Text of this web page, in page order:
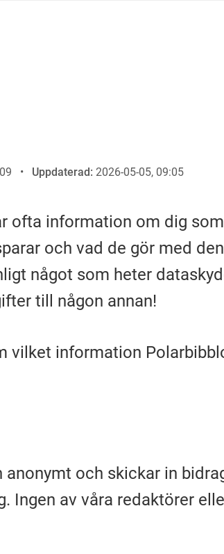
Resanderomani (Romska)
Uppdaterad: 2026-05-05, 09:05
ofta information om dig
och vad de gör med
något som heter
till någon annan!
vilket information
anonymt och skickar in
Ingen av våra redaktörer